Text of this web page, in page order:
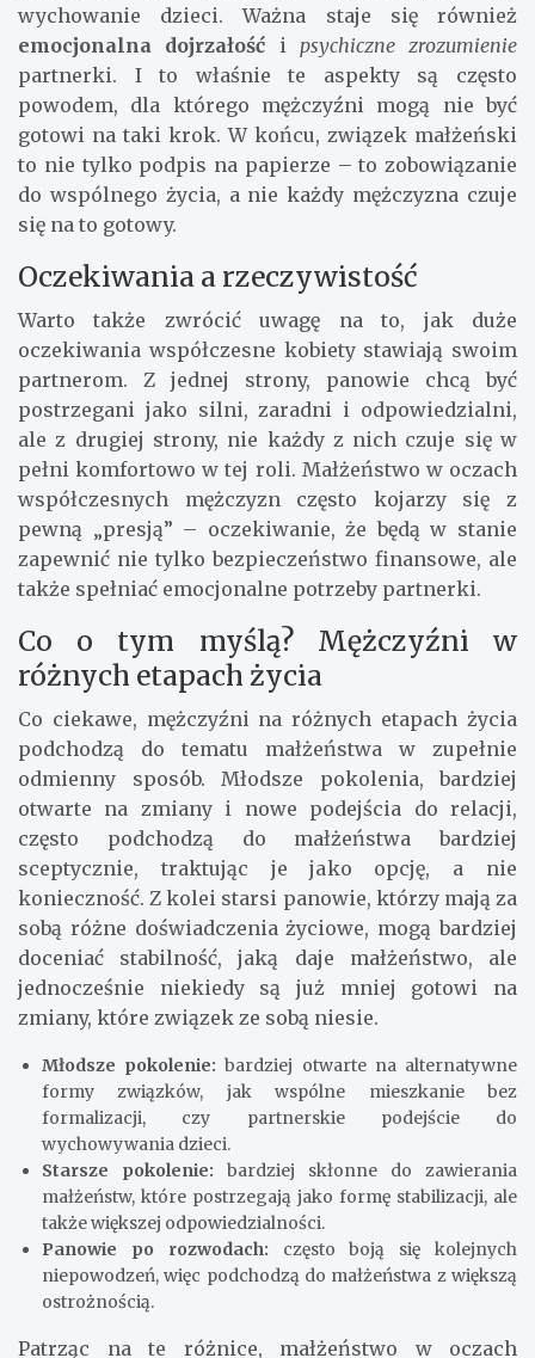
wychowanie dzieci. Ważna staje się również
emocjonalna dojrzałość i psychiczne zrozumienie
partnerki. I to właśnie te aspekty są często
powodem, dla którego mężczyźni mogą nie być
gotowi na taki krok. W końcu, związek małżeński
to nie tylko podpis na papierze – to zobowiązanie
do wspólnego życia, a nie każdy mężczyzna czuje
się na to gotowy.
Oczekiwania a rzeczywistość
Warto także zwrócić uwagę na to, jak duże
oczekiwania współczesne kobiety stawiają swoim
partnerom. Z jednej strony, panowie chcą być
postrzegani jako silni, zaradni i odpowiedzialni,
ale z drugiej strony, nie każdy z nich czuje się w
pełni komfortowo w tej roli. Małżeństwo w oczach
współczesnych mężczyzn często kojarzy się z
pewną „presją” – oczekiwanie, że będą w stanie
zapewnić nie tylko bezpieczeństwo finansowe, ale
także spełniać emocjonalne potrzeby partnerki.
Co o tym myślą? Mężczyźni w
różnych etapach życia
Co ciekawe, mężczyźni na różnych etapach życia
podchodzą do tematu małżeństwa w zupełnie
odmienny sposób. Młodsze pokolenia, bardziej
otwarte na zmiany i nowe podejścia do relacji,
często podchodzą do małżeństwa bardziej
sceptycznie, traktując je jako opcję, a nie
konieczność. Z kolei starsi panowie, którzy mają za
sobą różne doświadczenia życiowe, mogą bardziej
doceniać stabilność, jaką daje małżeństwo, ale
jednocześnie niekiedy są już mniej gotowi na
zmiany, które związek ze sobą niesie.
Młodsze pokolenie: bardziej otwarte na alternatywne
formy związków, jak wspólne mieszkanie bez
formalizacji, czy partnerskie podejście do
wychowywania dzieci.
Starsze pokolenie: bardziej skłonne do zawierania
małżeństw, które postrzegają jako formę stabilizacji, ale
także większej odpowiedzialności.
Panowie po rozwodach: często boją się kolejnych
niepowodzeń, więc podchodzą do małżeństwa z większą
ostrożnością.
Patrząc na te różnice, małżeństwo w oczach